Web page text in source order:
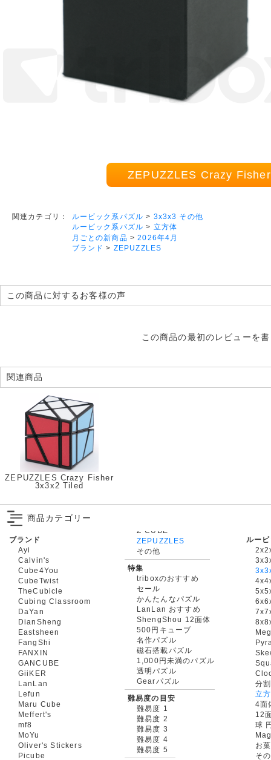
ZEPUZZLES Crazy
関連カテゴリ： ルービック系パズル > 3x3x3 その他
ルービック系パズル > 立方体
月ごとの新商品 >2026年4月
ブランド > ZEPUZZLES
この商品に対するお客様の声
この商品の最初のレビューを
関連商品
ZEPUZZLES Crazy Fisher
3x3x2 Tiled
商品カテゴリー
ブランド
Ayi
Calvin's
Cube4You
CubeTwist
TheCubicle
Cubing Classroom
DaYan
DianSheng
Eastsheen
FangShi
FANXIN
GANCUBE
GiiKER
LanLan
Lefun
Maru Cube
Meffert's
mf8
MoYu
Oliver's Stickers
Picube
ZEPUZZLES
その他
特集
triboxのおすすめ
セール
かんたんなパズル
LanLan おすすめ
ShengShou 12面体
500円キューブ
名作パズル
磁石搭載パズル
1,000円未満のパズル
透明パズル
Gearパズル
難易度の目安
難易度 1
難易度 2
難易度 3
難易度 4
難易度 5
ルー
分
立
4面
12
球
お
そ